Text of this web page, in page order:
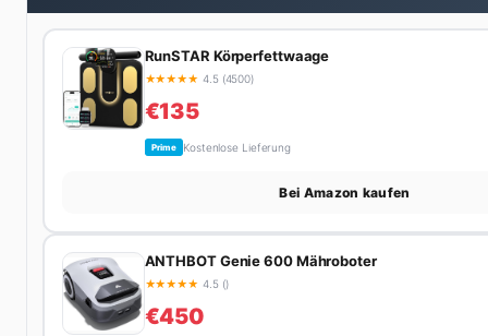
RunSTAR Körperfettwaage
★★★★★ 4.5 (4500)
€135
Prime Kostenlose Lieferung
Bei Amazon kaufen
ANTHBOT Genie 600 Mähroboter
★★★★★ 4.5 ()
€450